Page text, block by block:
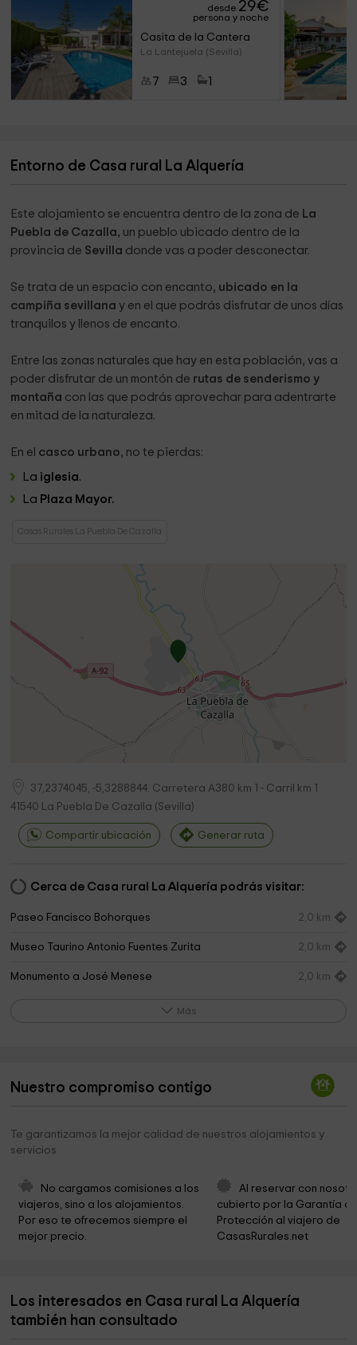
desde 29€
persona y noche
Casita de la Cantera
La Lantejuela (Sevilla)
7 3
Entorno de Casa rural La Alquería
Este alojamiento se encuentra dentro de la zona de La
Puebla de Cazalla, un pueblo ubicado dentro de la
provincia de Sevilla donde vas a poder desconectar.
Se trata de un espacio con encanto, ubicado en la
campiña sevillana y en el que podrás disfrutar de unos días
tranquilos y llenos de encanto.
Entre las zonas naturales que hay en esta población, vas a
poder disfrutar de un montón de rutas de senderismo y
montaña con las que podrás aprovechar para adentrarte
en mitad de la naturaleza.
En el casco urbano, no te pierdas:
La iglesia.
La Plaza Mayor.
Casas Rurales La Puebla De Cazalla
37,2374045, -5,3288844. Carretera A380 km 1 - Carril km 1
41540 La Puebla De Cazalla (Sevilla)
Compartir ubicación Generar ruta
Cerca de Casa rural La Alquería podrás visitar:
Paseo Fancisco Bohorques 2,0 km
Museo Taurino Antonio Fuentes Zurita 2,0 km
Monumento a José Menese 2,0 km
Monumento Francisco Moreno Galván
Monumento Niña de La Puebla 2,4 km
Museo De Arte Contemporáneo José María Moreno
Monumento a Cervantes 2,5 km
2,5 km
Zona Noble Hacienda
Más
Nuestro compromiso contigo
Te garantizamos la mejor calidad de nuestros alojamientos y
servicios
No cargamos comisiones a los
viajeros, sino a los alojamientos.
Por eso te ofrecemos siempre el
mejor precio.
Al reservar con
cubierto por la Garantía
Protección al viajero de
CasasRurales.net
Los interesados en Casa rural La Alquería
también han consultado